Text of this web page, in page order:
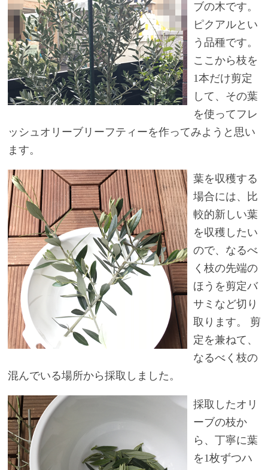
ブの木です。
ピクアルとい
う品種です。
ここから枝を
1本だけ剪定
して、その葉
を使ってフレ
ッシュオリーブリーフティーを作ってみようと思い
ます。
葉を収穫する
場合には、比
較的新しい葉
を収穫したい
ので、なるべ
く枝の先端の
ほうを剪定バ
サミなど切り
取ります。 剪
定を兼ねて、
なるべく枝の
混んでいる場所から採取しました。
採取したオリ
ーブの枝か
ら、丁寧に葉
を1枚ずつハ